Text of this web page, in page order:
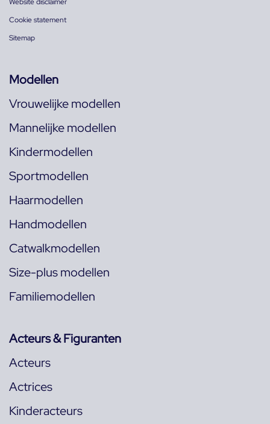
Cookie statement
Sitemap
Modellen
Vrouwelijke modellen
Mannelijke modellen
Kindermodellen
Sportmodellen
Haarmodellen
Handmodellen
Catwalkmodellen
Size-plus modellen
Familiemodellen
Acteurs & Figuranten
Acteurs
Actrices
Kinderacteurs